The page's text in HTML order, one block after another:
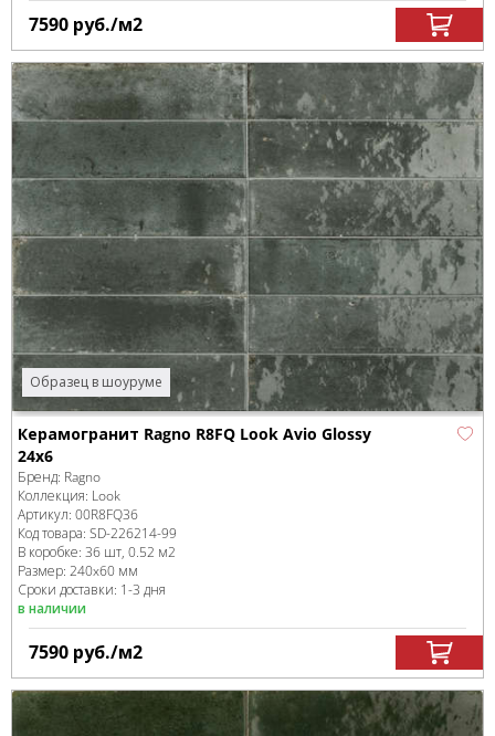
7590 руб./м2
Образец в шоуруме
Керамогранит Ragno R8FQ Look Avio Glossy
24x6
Бренд: Ragno
Коллекция: Look
Артикул: 00R8FQ36
Код товара: SD-226214-99
В коробке: 36 шт, 0.52 м2
Размер: 240x60 мм
Сроки доставки: 1-3 дня
в наличии
7590 руб./м2